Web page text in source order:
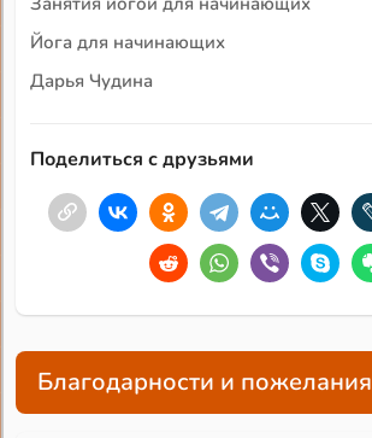
Йога для начинающих
Дарья Чудина
Поделиться с друзьями
Благодарности и пожелания